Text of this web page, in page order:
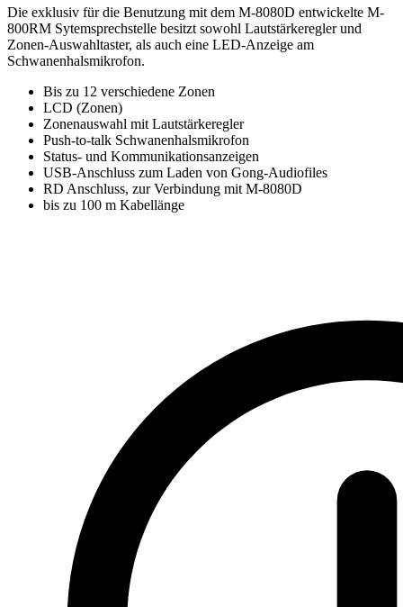
Die exklusiv für die Benutzung mit dem M-8080D entwickelte M-
800RM Sytemsprechstelle besitzt sowohl Lautstärkeregler und
Zonen-Auswahltaster, als auch eine LED-Anzeige am
Schwanenhalsmikrofon.
Bis zu 12 verschiedene Zonen
LCD (Zonen)
Zonenauswahl mit Lautstärkeregler
Push-to-talk Schwanenhalsmikrofon
Status- und Kommunikationsanzeigen
USB-Anschluss zum Laden von Gong-Audiofiles
RD Anschluss, zur Verbindung mit M-8080D
bis zu 100 m Kabellänge